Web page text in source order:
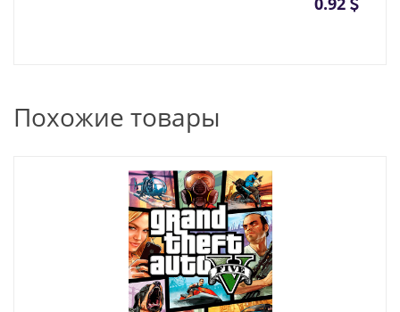
Похожие товары